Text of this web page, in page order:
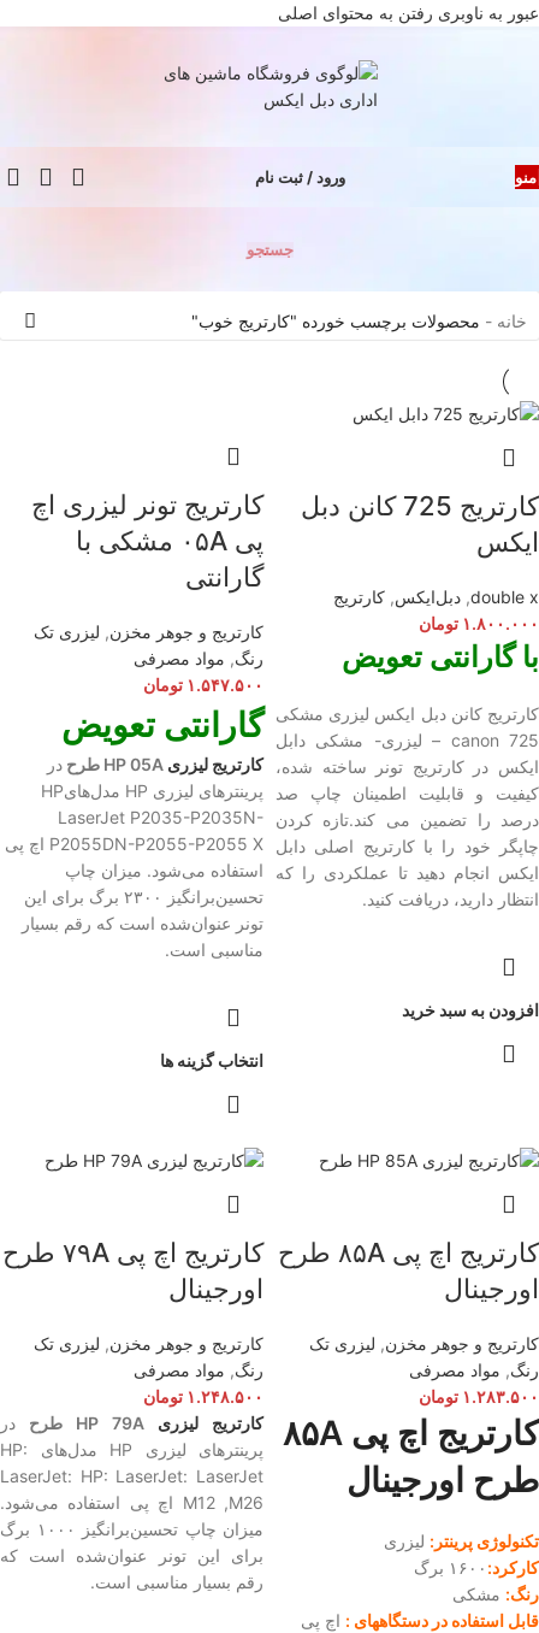
عبور به ناوبری رفتن به محتوای اصلی
منو ورود / ثبت نام
جستجو
خانه - محصولات برچسب خورده "کارتریج خوب"
کارتریج 725 کانن دبل
ایکس
double x
, دبل‌ایکس, کارتریج
۱.۸۰۰.۰۰۰ تومان
با گارانتی تعویض
کارتریج کانن دبل ایکس لیزری مشکی
canon 725 – لیزری- مشکی دابل
ایکس در کارتریج تونر ساخته شده،
کیفیت و قابلیت اطمینان چاپ صد
درصد را تضمین می کند.تازه کردن
چاپگر خود را با کارتریج اصلی دابل
ایکس انجام دهید تا عملکردی را که
انتظار دارید، دریافت کنید.
افزودن به سبد خرید
کارتریج تونر لیزری اچ
پی ۰۵A مشکی با
گارانتی
کارتریج و جوهر مخزن, لیزری تک
رنگ, مواد مصرفی
۱.۵۴۷.۵۰۰ تومان
گارانتی تعویض
کارتریج لیزری
در
پرینترهای لیزری HP مدل‌‌هایHP
LaserJet P2035-P2035N-
P2055DN-P2055-P2055 X اچ پی
استفاده می‌شود. میزان چاپ
تحسین‌برانگیز ۲۳۰۰ برگ برای این
تونر عنوان‌شده است که رقم بسیار
مناسبی است.
انتخاب گزینه ها
کارتریج اچ پی ۸۵A طرح
اورجینال
کارتریج و جوهر مخزن, لیزری تک
رنگ, مواد مصرفی
۱.۲۸۳.۵۰۰ تومان
کارتریج اچ پی ۸۵A
طرح اورجینال
تکنولوژی پرینتر: لیزری
کارکرد: ۱۶۰۰ برگ
رنگ: مشکی
قابل استفاده در دستگاههای : اچ پی
کارتریج اچ پی ۷۹A طرح
اورجینال
کارتریج و جوهر مخزن, لیزری تک
رنگ, مواد مصرفی
۱.۲۴۸.۵۰۰ تومان
کارتریج لیزری
در
پرینترهای لیزری HP مدل‌‌های HP:
LaserJet: HP: LaserJet: LaserJet
M12 ,M26 اچ پی استفاده می‌شود.
میزان چاپ تحسین‌برانگیز ۱۰۰۰ برگ
برای این تونر عنوان‌شده است که
رقم بسیار مناسبی است.